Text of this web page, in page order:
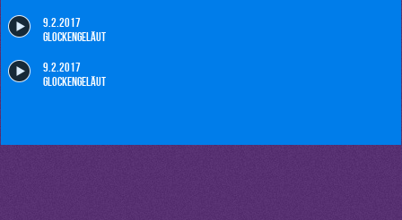
9.2.2017
Glockengeläut
9.2.2017
Glockengeläut